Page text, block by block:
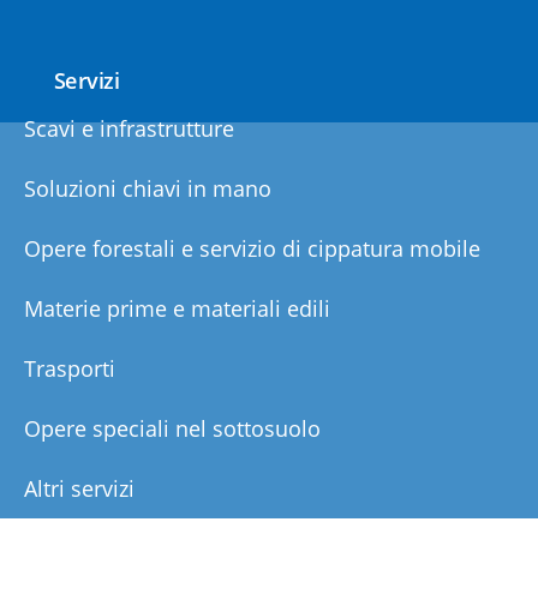
Servizi
Scavi e infrastrutture
Soluzioni chiavi in mano
Opere forestali e servizio di cippatura mobile
Materie prime e materiali edili
Trasporti
Opere speciali nel sottosuolo
Altri servizi